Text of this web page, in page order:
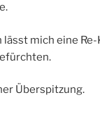
lässt mich eine
Überspitzung.